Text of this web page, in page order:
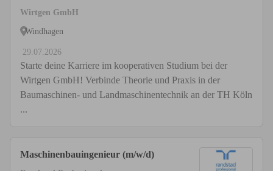
Köln - Bachelor of Engineering
Wirtgen GmbH
Windhagen
29.07.2026
Starte deine Karriere im kooperativen Studium bei der
Wirtgen GmbH! Verbinde Theorie und Praxis in der
Baumaschinen- und Landmaschinentechnik an der TH Köln
...
Maschinenbauingenieur (m/w/d)